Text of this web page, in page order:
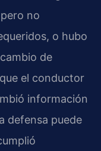
no
o hubo
de
el conductor
información
defensa puede